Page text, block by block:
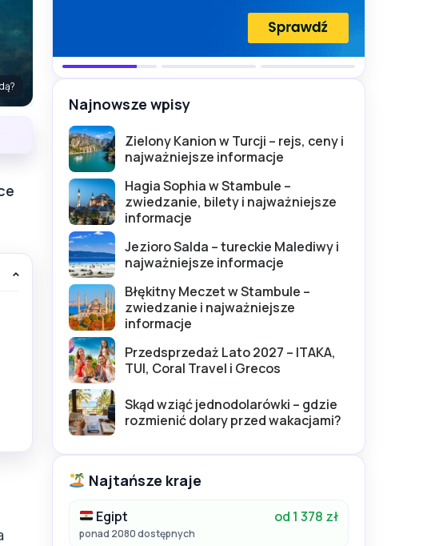
Najnowsze wpisy
Zielony Kanion w Turcji – rejs, ceny i
najważniejsze informacje
Hagia Sophia w Stambule –
zwiedzanie, bilety i najważniejsze
informacje
Jezioro Salda – tureckie Malediwy i
najważniejsze informacje
Błękitny Meczet w Stambule –
zwiedzanie i najważniejsze
informacje
Przedsprzedaż Lato 2027 – ITAKA,
TUI, Coral Travel i Grecos
Skąd wziąć jednodolarówki – gdzie
rozmienić dolary przed wakacjami?
Najtańsze kraje
Egipt od 1 378 zł
ponad 2080 dostępnych